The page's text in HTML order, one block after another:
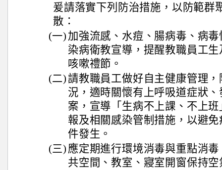
爰請落實下列防治措施，以防範群
散：
(一) 加強流感、水痘、腸病毒、病
染病衛教宣導，提醒教職員工
咳嗽禮節。
(二) 請教職員工做好自主健康管理
況，適時關懷有上呼吸道症狀
案，宣導「生病不上課、不上
報及相關感染管制措施，以避
件發生。
(三) 應定期進行環境消毒與重點消
共空間、教室、寢室開窗保持